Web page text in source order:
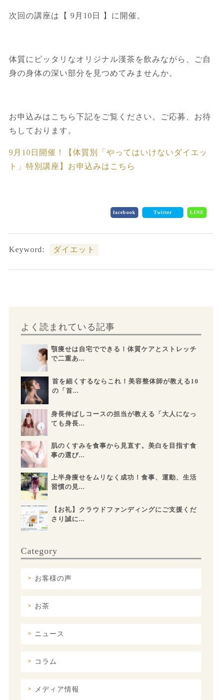
次回の講座は【 9月10日 】に開催。
体質にピッタリなオリジナル漢茶を飲みながら、ご自
身の身体の深い部分を見つめてみませんか。
お申込みはこちら下記をご覧ください。ご応募、お待
ちしております。
9月10日開催！【体質別「やってはいけないダイエッ
ト」特別講座】お申込みはこちら
facebook Twitter LINE
Keyword: ダイエット
よく読まれている記事
顎痩せは自宅でできる！体質ケアとストレッチ
で二重あ...
首を細くするならこれ！美容整体師が教える10
の「首...
身長伸ばしコースの担当が教える「大人になっ
ても身長...
肌のくすみを食事から見直す。美白を目指す食
事の選び...
上半身痩せをムリなく成功！食事、運動、生活
習慣の見...
【お礼】クラウドファンディングにご支援くだ
さり誠に...
Category
お客様の声
お茶
ニュース
コラム
メディア情報